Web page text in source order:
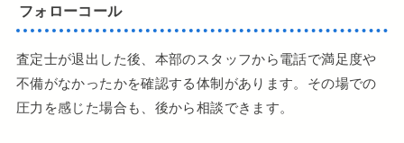
フォローコール
査定士が退出した後、本部のスタッフから電話で満足度や
不備がなかったかを確認する体制があります。その場での
圧力を感じた場合も、後から相談できます。